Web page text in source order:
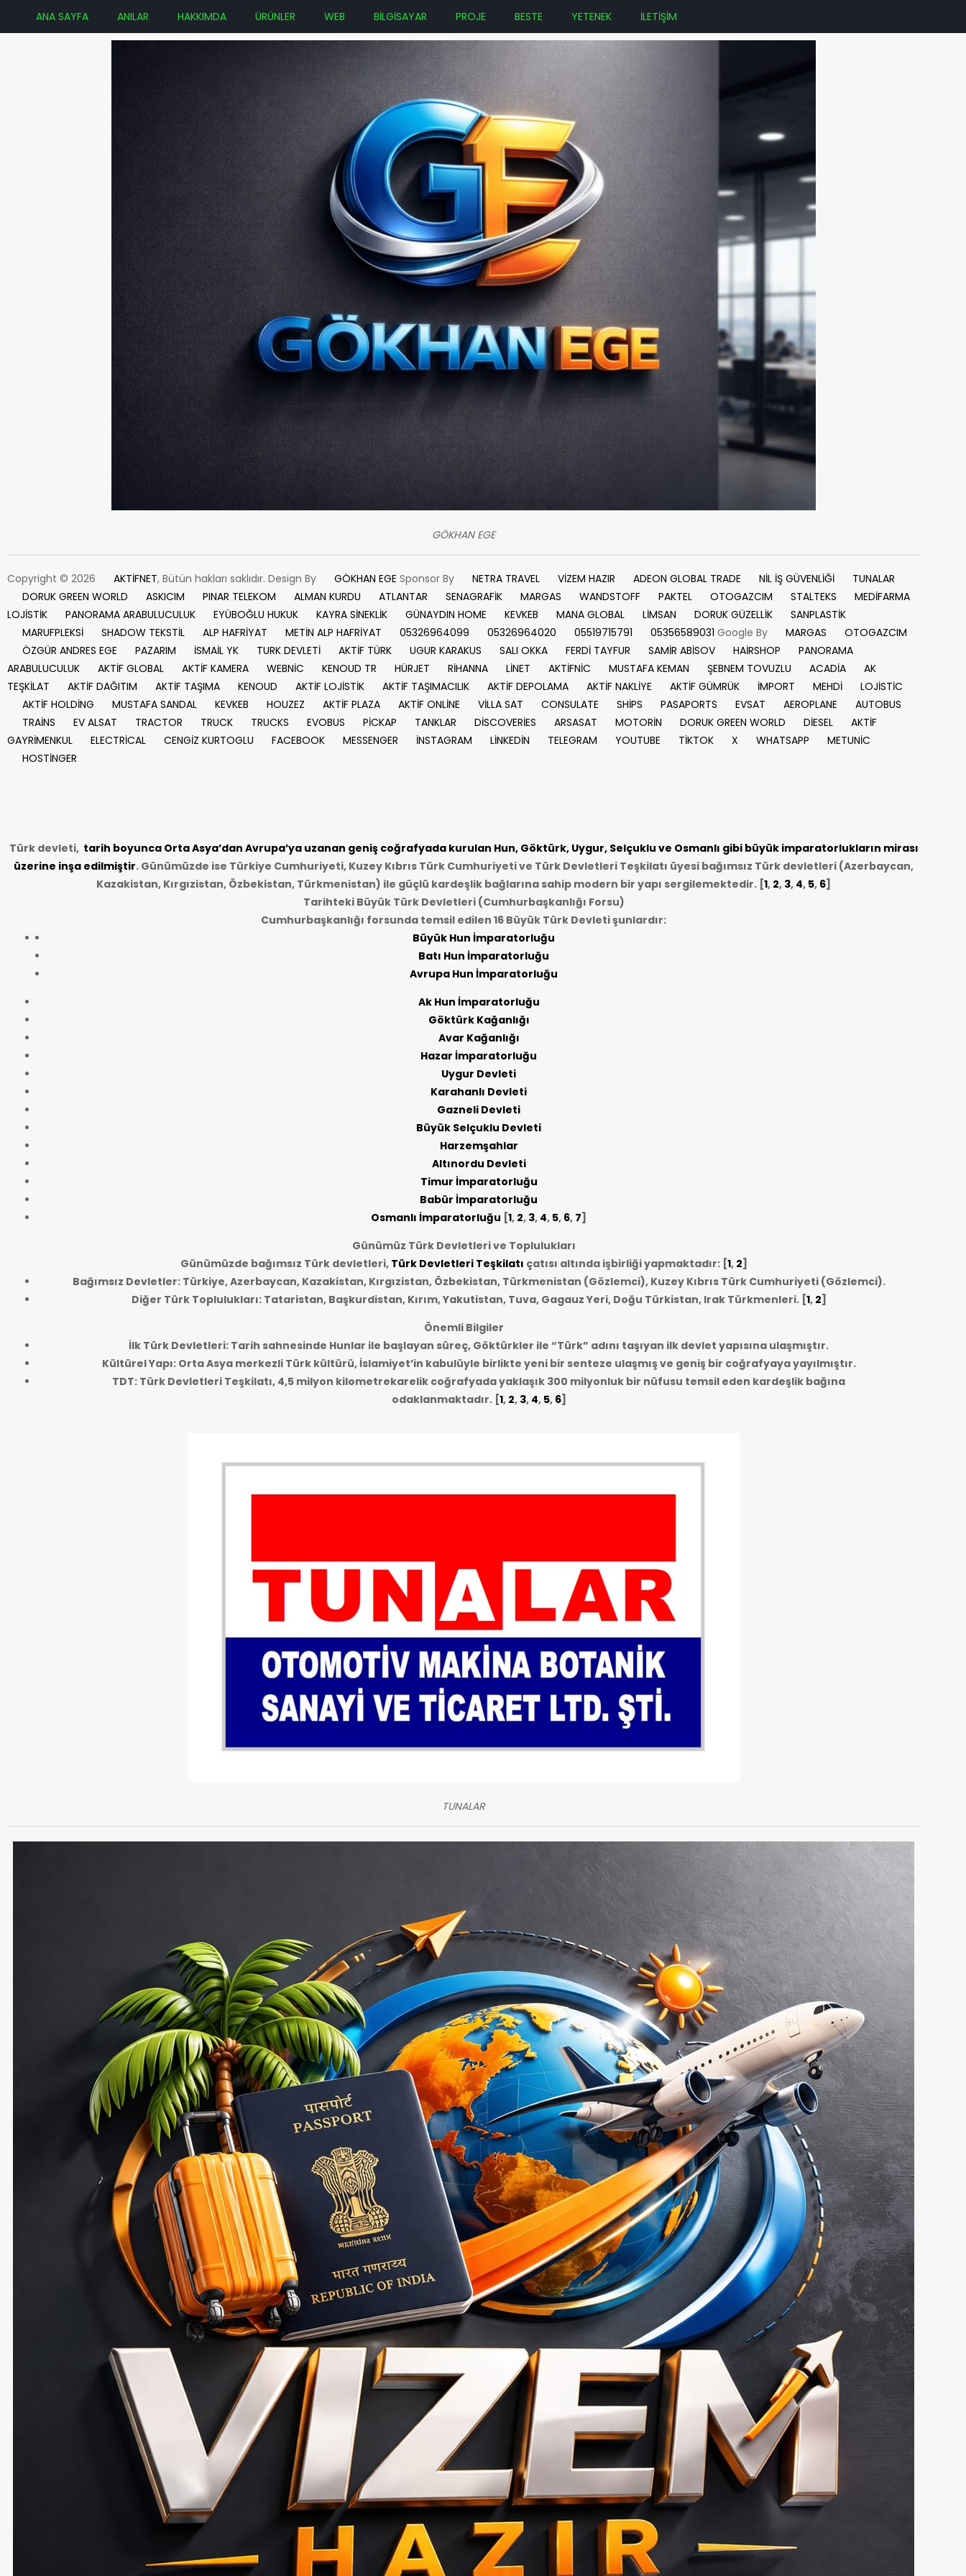
ANA SAYFA ANILAR HAKKIMDA ÜRÜNLER WEB BİLGİSAYAR PROJE BESTE YETENEK İLETİŞİM
GÖKHAN EGE
Copyright © 2026 AKTİFNET, Bütün hakları saklıdır. Design By GÖKHAN EGE Sponsor By NETRA TRAVEL VİZEM HAZIR ADEON GLOBAL TRADE NİL İŞ GÜVENLİĞİ
TUNALAR
DORUK GREEN WORLD
ASKICIM PINAR TELEKOM ALMAN KURDU ATLANTAR SENAGRAFİK MARGAS WANDSTOFF PAKTEL OTOGAZCIM STALTEKS
MEDİFARMA
LOJİSTİK
PANORAMA ARABULUCULUK EYÜBOĞLU HUKUK KAYRA SİNEKLİK GÜNAYDIN HOME KEVKEB MANA GLOBAL LİMSAN DORUK GÜZELLİK
SANPLASTİK
MARUFPLEKSİ
SHADOW TEKSTİL ALP HAFRİYAT METİN ALP HAFRİYAT 05326964099 05326964020 05519715791 05356589031 Google By MARGAS
OTOGAZCIM
ÖZGÜR ANDRES EGE
PAZARIM İSMAİL YK TURK DEVLETİ AKTİF TÜRK UGUR KARAKUS SALI OKKA FERDİ TAYFUR SAMİR ABİSOV HAİRSHOP
PANORAMA
ARABULUCULUK
AKTİF GLOBAL AKTİF KAMERA WEBNİC KENOUD TR HÜRJET RİHANNA LİNET AKTİFNİC MUSTAFA KEMAN ŞEBNEM TOVUZLU ACADİA
AK
TEŞKİLAT
AKTİF DAĞITIM AKTİF TAŞIMA KENOUD AKTİF LOJİSTİK AKTİF TAŞIMACILIK AKTİF DEPOLAMA AKTİF NAKLİYE AKTİF GÜMRÜK İMPORT MEHDİ
LOJİSTİC
AKTİF HOLDİNG
MUSTAFA SANDAL KEVKEB HOUZEZ AKTİF PLAZA AKTİF ONLİNE VİLLA SAT CONSULATE SHİPS PASAPORTS EVSAT AEROPLANE
AUTOBUS
TRAİNS
EV ALSAT TRACTOR TRUCK TRUCKS EVOBUS PİCKAP TANKLAR DİSCOVERİES ARSASAT MOTORİN DORUK GREEN WORLD DİESEL
AKTİF
GAYRİMENKUL
ELECTRİCAL CENGİZ KURTOGLU FACEBOOK MESSENGER İNSTAGRAM LİNKEDİN TELEGRAM YOUTUBE TİKTOK X WHATSAPP
METUNİC
HOSTİNGER
Türk devleti, tarih boyunca Orta Asya’dan Avrupa’ya uzanan geniş coğrafyada kurulan Hun, Göktürk, Uygur, Selçuklu ve Osmanlı gibi büyük imparatorlukların mirası
üzerine inşa edilmiştir. Günümüzde ise Türkiye Cumhuriyeti, Kuzey Kıbrıs Türk Cumhuriyeti ve Türk Devletleri Teşkilatı üyesi bağımsız Türk devletleri (Azerbaycan,
Kazakistan, Kırgızistan, Özbekistan, Türkmenistan) ile güçlü kardeşlik bağlarına sahip modern bir yapı sergilemektedir. [1, 2, 3, 4, 5, 6]
Tarihteki Büyük Türk Devletleri (Cumhurbaşkanlığı Forsu)
Cumhurbaşkanlığı forsunda temsil edilen 16 Büyük Türk Devleti şunlardır:
Büyük Hun İmparatorluğu
Batı Hun İmparatorluğu
Avrupa Hun İmparatorluğu
Ak Hun İmparatorluğu
Göktürk Kağanlığı
Avar Kağanlığı
Hazar İmparatorluğu
Uygur Devleti
Karahanlı Devleti
Gazneli Devleti
Büyük Selçuklu Devleti
Harzemşahlar
Altınordu Devleti
Timur İmparatorluğu
Babür İmparatorluğu
Osmanlı İmparatorluğu [1, 2, 3, 4, 5, 6, 7]
Günümüz Türk Devletleri ve Toplulukları
Günümüzde bağımsız Türk devletleri, Türk Devletleri Teşkilatı çatısı altında işbirliği yapmaktadır: [1, 2]
Bağımsız Devletler: Türkiye, Azerbaycan, Kazakistan, Kırgızistan, Özbekistan, Türkmenistan (Gözlemci), Kuzey Kıbrıs Türk Cumhuriyeti (Gözlemci).
Diğer Türk Toplulukları: Tataristan, Başkurdistan, Kırım, Yakutistan, Tuva, Gagauz Yeri, Doğu Türkistan, Irak Türkmenleri.[1, 2]
Önemli Bilgiler
İlk Türk Devletleri: Tarih sahnesinde Hunlar ile başlayan süreç, Göktürkler ile “Türk” adını taşıyan ilk devlet yapısına ulaşmıştır.
Kültürel Yapı: Orta Asya merkezli Türk kültürü, İslamiyet’in kabulüyle birlikte yeni bir senteze ulaşmış ve geniş bir coğrafyaya yayılmıştır.
TDT: Türk Devletleri Teşkilatı, 4,5 milyon kilometrekarelik coğrafyada yaklaşık 300 milyonluk bir nüfusu temsil eden kardeşlik bağına
odaklanmaktadır.[1, 2, 3, 4, 5, 6]
TUNALAR